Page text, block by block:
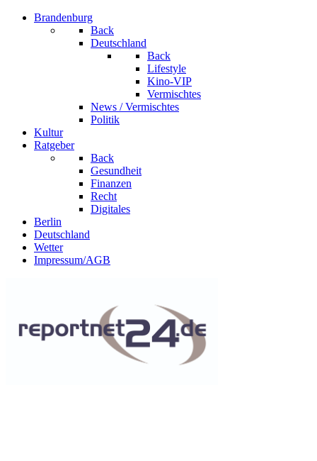
Brandenburg
Back
Deutschland
Back
Lifestyle
Kino-VIP
Vermischtes
News / Vermischtes
Politik
Kultur
Ratgeber
Back
Gesundheit
Finanzen
Recht
Digitales
Berlin
Deutschland
Wetter
Impressum/AGB